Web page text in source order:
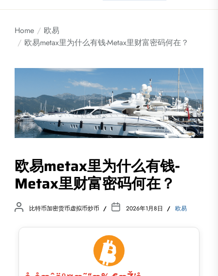
Home
欧易
欧易metax里为什么有钱-Metax里财富密码何在？
欧易metax里为什么有钱-
Metax里财富密码何在？
比特币加密货币虚拟币炒币 2026年1月8日 欧易